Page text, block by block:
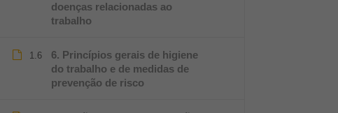
doenças relacionadas ao
trabalho
1.6
6. Princípios gerais de higiene
do trabalho e de medidas de
prevenção de risco